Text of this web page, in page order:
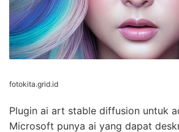
fotokita.grid.id
Plugin ai art stable diffusion untuk
Microsoft punya ai yang dapat